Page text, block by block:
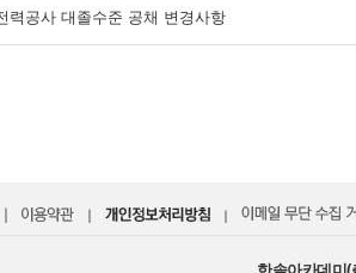
력공사 대졸수준 공채 변경사항
｜ ｜ ｜